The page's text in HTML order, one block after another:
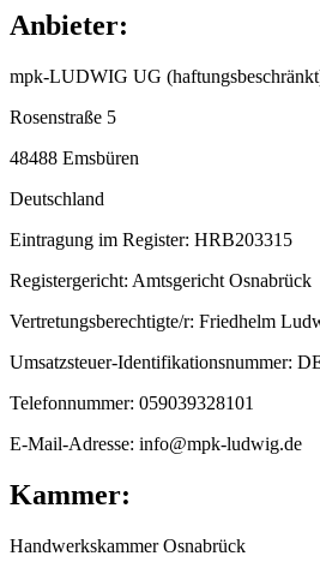
Anbieter:
mpk-LUDWIG UG
Rosenstraße 5
48488 Emsbüren
Deutschland
Eintragung im Register: HRB203315
Registergericht: Amtsgericht Osnabrück
Vertretungsberechtigte/r: Friedhelm
Umsatzsteuer-Identifikationsnummer:
Telefonnummer: 059039328101
E-Mail-Adresse: info@mpk-ludwig.de
Kammer:
Handwerkskammer Osnabrück